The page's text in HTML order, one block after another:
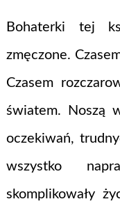
Bohaterki tej
zmęczone.
Czasem
światem. Noszą
oczekiwań,
wszystko
skomplikowały